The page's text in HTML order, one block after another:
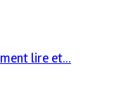
lire et...